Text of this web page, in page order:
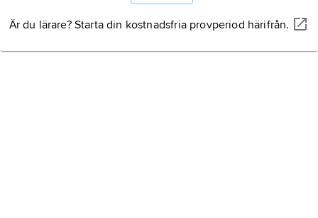
Är du lärare? Starta din kostnadsfria provperiod härifrån.